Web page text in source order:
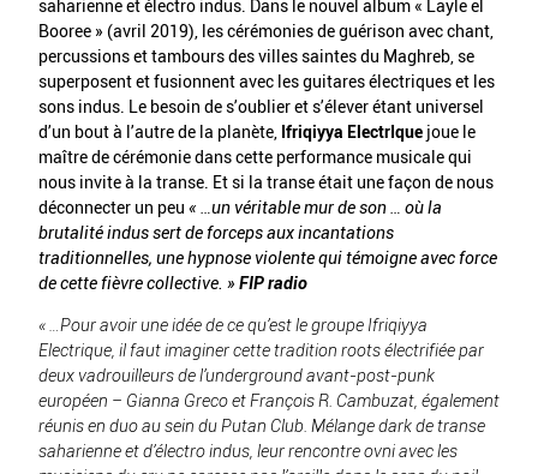
saharienne et électro indus. Dans le nouvel album « Layle el
Booree » (avril 2019), les cérémonies de guérison avec chant,
percussions et tambours des villes saintes du Maghreb, se
superposent et fusionnent avec les guitares électriques et les
sons indus. Le besoin de s’oublier et s’élever étant universel
d’un bout à l’autre de la planète, Ifriqiyya ElectrIque joue le
maître de cérémonie dans cette performance musicale qui
nous invite à la transe. Et si la transe était une façon de nous
déconnecter un peu « …un véritable mur de son … où la
brutalité indus sert de forceps aux incantations
traditionnelles, une hypnose violente qui témoigne avec force
de cette fièvre collective. » FIP radio
« …Pour avoir une idée de ce qu’est le groupe Ifriqiyya
Electrique, il faut imaginer cette tradition roots électrifiée par
deux vadrouilleurs de l’underground avant-post-punk
européen – Gianna Greco et François R. Cambuzat, également
réunis en duo au sein du Putan Club. Mélange dark de transe
saharienne et d’électro indus, leur rencontre ovni avec les